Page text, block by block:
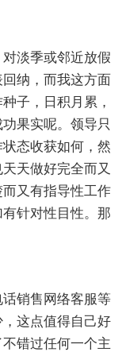
淡季或邻近放假
纳，而我这方面
子，日积月累，
果实呢。领导只
态收获如何，然
天做好完全而又
又有指导性工作
针对性目性。那
销售网络客服等
这点值得自己好
错过任何一个主